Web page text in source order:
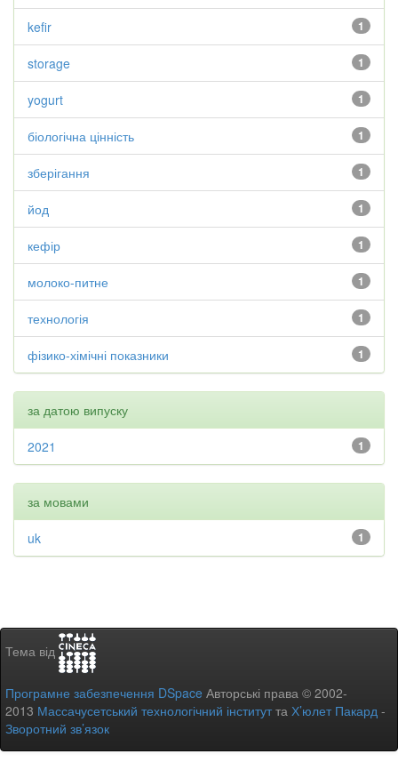
1
kefir
1
storage
1
yogurt
1
біологічна цінність
1
зберігання
1
йод
1
кефір
1
молоко-питне
1
технологія
1
фізико-хімічні показники
за датою випуску
1
2021
за мовами
1
uk
Тема від
Програмне забезпечення DSpace Авторські права © 2002-
2013 Массачусетський технологічний інститутта Х’юлет Пакард -
Зворотний зв’язок